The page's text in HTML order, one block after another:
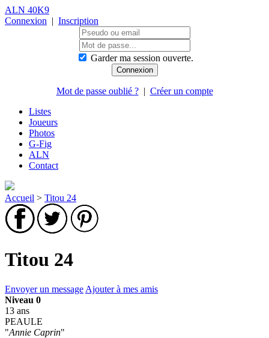
ALN 40K9
Connexion | Inscription
Garder ma session ouverte.
Mot de passe oublié ?| Créer un compte
Listes
Joueurs
Photos
G-Fig
ALN
Contact
Accueil > Titou 24
Titou 24
Envoyer un message Ajouter à mes amis
Niveau 0
13 ans
PEAULE
"Annie Caprin"